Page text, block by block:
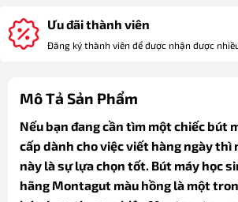
Ưu đãi thành viên
Đăng ký thành viên để được nhận được
Mô Tả Sản Phẩm
Nếu bạn đang cần tìm một chiếc bút
cấp dành cho việc viết hàng ngày thì
này là sự lựa chọn tốt. Bút máy học
hãng Montagut màu hồng là một